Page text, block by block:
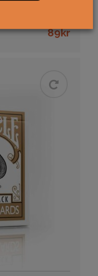
89kr